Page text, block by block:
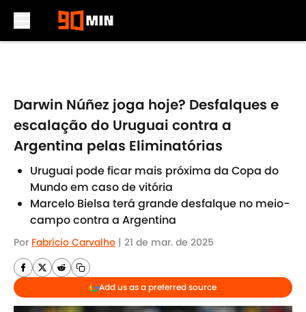
Darwin Núñez joga hoje? Desfalques e
escalação do Uruguai contra a
Argentina pelas Eliminatórias
Uruguai pode ficar mais próxima da Copa do
Mundo em caso de vitória
Marcelo Bielsa terá grande desfalque no meio-
campo contra a Argentina
Por Fabrício Carvalho | 21 de mar. de 2025
Add us as a preferred source